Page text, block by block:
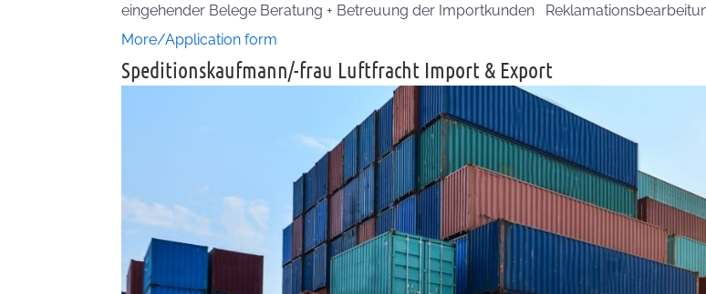
eingehender Belege Beratung + Betreuung der Importkunden
More/Application form
Speditionskaufmann/-frau Luftfracht Import & Export